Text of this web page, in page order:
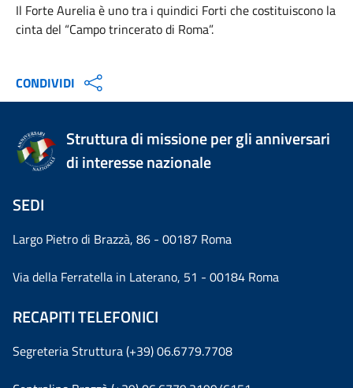
Il Forte Aurelia è uno tra i quindici Forti che costituiscono la
cinta del “Campo trincerato di Roma”.
CONDIVIDI
Struttura di missione per gli anniversari
di interesse nazionale
SEDI
Largo Pietro di Brazzà, 86 - 00187 Roma
Via della Ferratella in Laterano, 51 - 00184 Roma
RECAPITI TELEFONICI
Segreteria Struttura (+39) 06.6779.7708